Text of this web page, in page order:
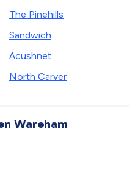
The Pinehills
Sandwich
Acushnet
North Carver
Wareham